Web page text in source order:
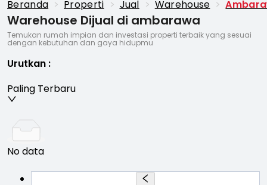
Beranda > Properti > Jual > Warehouse >
Warehouse Dijual di ambarawa
Temukan rumah impian dan investasi properti terbaik yang sesuai
dengan kebutuhan dan gaya hidupmu
Urutkan :
Paling Terbaru
No data